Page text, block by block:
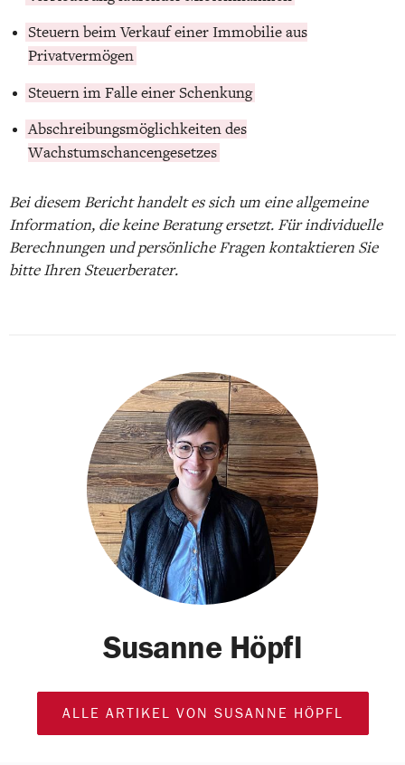
Steuern beim Verkauf einer Immobilie aus
Privatvermögen
Steuern im Falle einer Schenkung
Abschreibungsmöglichkeiten des
Wachstumschancengesetzes
Bei diesem Bericht handelt es sich um eine allgemeine
Information, die keine Beratung ersetzt. Für individuelle
Berechnungen und persönliche Fragen kontaktieren Sie
bitte Ihren Steuerberater.
Susanne Höpfl
ALLE ARTIKEL VON SUSANNE HÖPFL